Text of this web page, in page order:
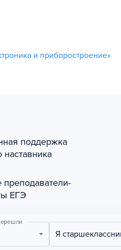
и приборостроение»
поддержка
наставника
ЕГЭ
Я